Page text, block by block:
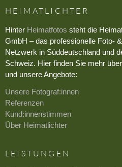
HEIMATLICHTER
Hinter Heimatfotos steht die
GmbH – das professionelle Foto-
Netzwerk in Süddeutschland und
Schweiz. Hier finden Sie mehr
und unsere Angebote:
Unsere Fotograf:innen
Referenzen
Kund:innenstimmen
Über Heimatlichter
LEISTUNGEN